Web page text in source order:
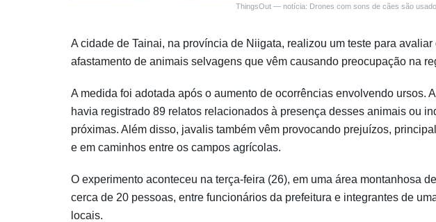
ThingsOut — notícia: Drones com sons de cães são
A cidade de Tainai, na província de Niigata, realizou um teste para
afastamento de animais selvagens que vêm causando preocupação na
A medida foi adotada após o aumento de ocorrências envolvendo ursos.
havia registrado 89 relatos relacionados à presença desses animais ou
próximas. Além disso, javalis também vêm provocando prejuízos,
e em caminhos entre os campos agrícolas.
O experimento aconteceu na terça-feira (26), em uma área montanhosa
cerca de 20 pessoas, entre funcionários da prefeitura e integrantes de
locais.